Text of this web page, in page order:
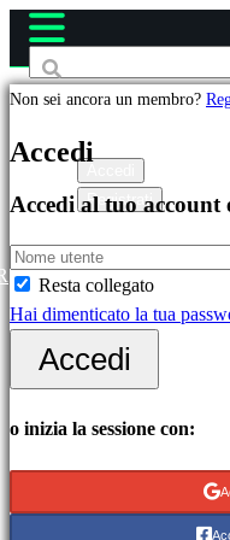
Giochi
In
evidenza
Novità
to
Play
di
Registrati
Non sei ancora un membro?
Accedi
Accedi al tuo account
Resta collegato
Hai dimenticato la tua
Accedi
o inizia la sessione con: